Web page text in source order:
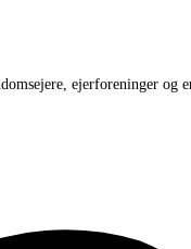
ejerforeninger og